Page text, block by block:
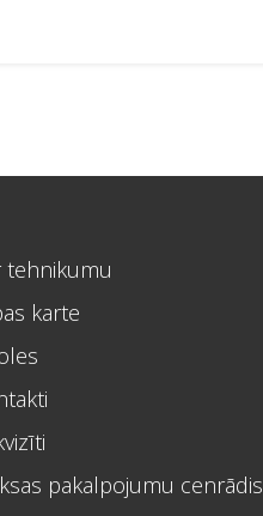
tehnikumu
karte
pakalpojumu cenrādis